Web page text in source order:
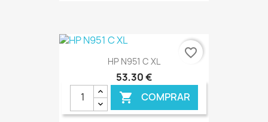
€ ONLINE
HP N951 C XL
53,30 €
 COMPRAR
favorite_border